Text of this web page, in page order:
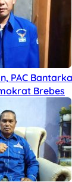
PAC
Brebes